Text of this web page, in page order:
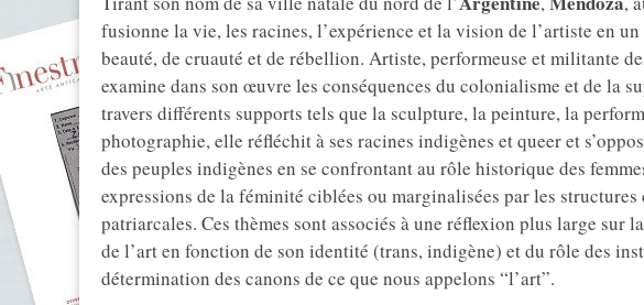
fusionne la vie, les racines, l’expérience et la vision de l’artiste en
beauté, de cruauté et de rébellion. Artiste, performeuse et militante
examine dans son œuvre les conséquences du colonialisme et de la
travers différents supports tels que la sculpture, la peinture, la
photographie, elle réfléchit à ses racines indigènes et queer et
des peuples indigènes en se confrontant au rôle historique des
expressions de la féminité ciblées ou marginalisées par les
patriarcales. Ces thèmes sont associés à une réflexion plus large sur
de l’art en fonction de son identité (trans, indigène) et du rôle des
détermination des canons de ce que nous appelons “l’art”.